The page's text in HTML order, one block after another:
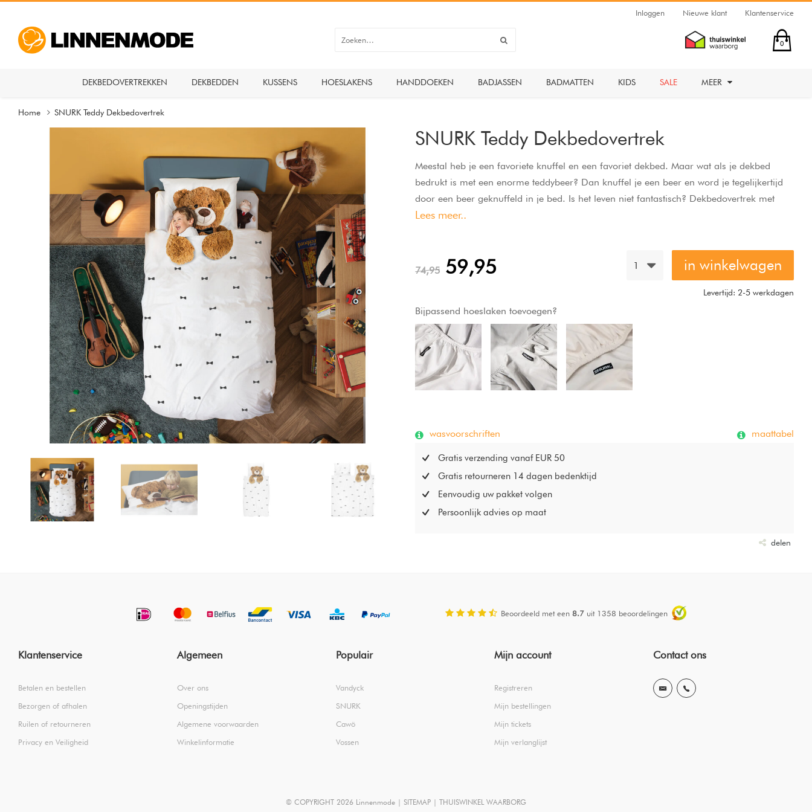
Inloggen Nieuwe klant Klantenservice
0
DEKBEDOVERTREKKEN DEKBEDDEN KUSSENS HOESLAKENS HANDDOEKEN BADJASSEN BADMATTEN KIDS SALE MEER
Home SNURK Teddy Dekbedovertrek
SNURK Teddy Dekbedovertrek
Meestal heb je een favoriete knuffel en een favoriet dekbed. Maar wat als je dekbed
bedrukt is met een enorme teddybeer? Dan knuffel je een beer en word je tegelijkertijd
door een beer geknuffeld in je bed. Is het leven niet fantastisch? Dekbedovertrek met
fotoprint gemaakt van 100% biologisch katoen.
Lees meer..
74,95 59,95 1 in winkelwagen
Levertijd: 2-5 werkdagen
Bijpassend hoeslaken toevoegen?
wasvoorschriften maattabel
Gratis verzending vanaf EUR 50
Gratis retourneren 14 dagen bedenktijd
Eenvoudig uw pakket volgen
Persoonlijk advies op maat
delen
Beoordeeld met een 8.7uit 1358 beoordelingen
Klantenservice
Betalen en bestellen
Bezorgen of afhalen
Ruilen of retourneren
Privacy en Veiligheid
Algemeen
Over ons
Openingstijden
Algemene voorwaarden
Winkelinformatie
Populair
Vandyck
SNURK
Cawö
Vossen
Mijn account
Registreren
Mijn bestellingen
Mijn tickets
Mijn verlanglijst
Contact ons
© COPYRIGHT 2026 Linnenmode | SITEMAP | THUISWINKEL WAARBORG